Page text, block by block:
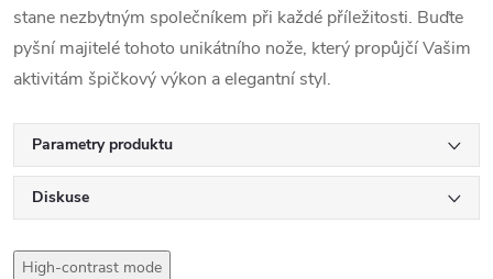
stane nezbytným společníkem při každé příležitosti. Buďte
pyšní majitelé tohoto unikátního nože, který propůjčí Vašim
aktivitám špičkový výkon a elegantní styl.
Parametry produktu
Diskuse
High-contrast mode